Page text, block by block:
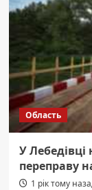
небо»
на
збили
700
ворожих
БПЛА
Область
У
переправу
1 рік тому